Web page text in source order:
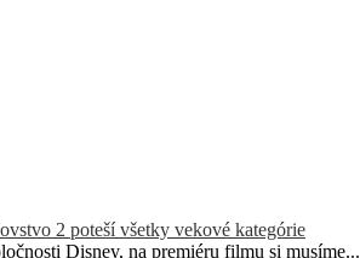
2 poteší všetky vekové kategórie
Disney, na premiéru filmu si musíme...